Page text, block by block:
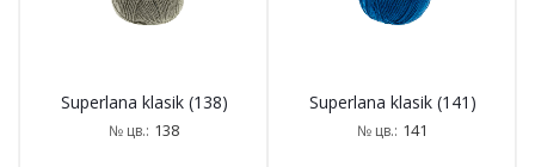
Superlana klasik (138)
№ цв.: 138
Superlana klasik (141)
№ цв.: 141